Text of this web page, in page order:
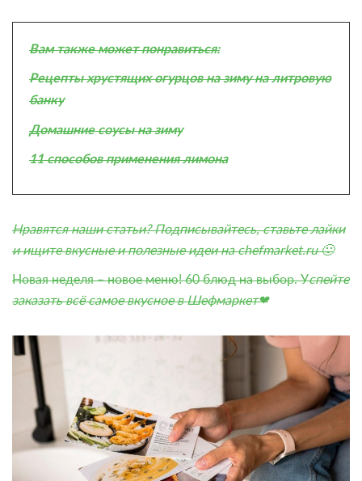
Вам также может понравиться:
Рецепты хрустящих огурцов на зиму на литровую
банку
Домашние соусы на зиму
11 способов применения лимона
Нравятся наши статьи? Подписывайтесь, ставьте лайки
и ищите вкусные и полезные идеи на chefmarket.ru 🙂
Новая неделя – новое меню! 60 блюд на выбор.Успейте
заказать всё самое вкусное в Шефмаркет❤